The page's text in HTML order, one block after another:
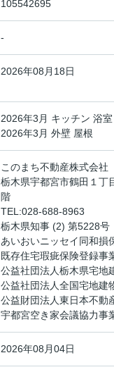
105542695
-
2026年08月18日
2026年3月 キッチン 浴
2026年3月 外壁 屋根
このまち不動産株式会社
栃木県宇都宮市鶴田１
階
TEL:028-688-8963
栃木県知事 (2) 第5228号
あいおいニッセイ同和損
既存住宅瑕疵保険登録事
公益社団法人栃木県宅地
公益社団法人全国宅地建
公益財団法人東日本不動
宇都宮空き家会議協力事
2026年08月04日